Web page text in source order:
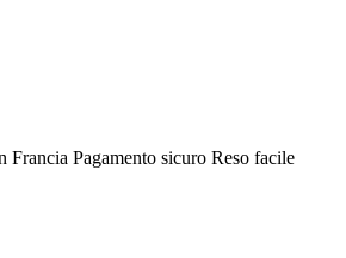
Francia Pagamento sicuro Reso facile